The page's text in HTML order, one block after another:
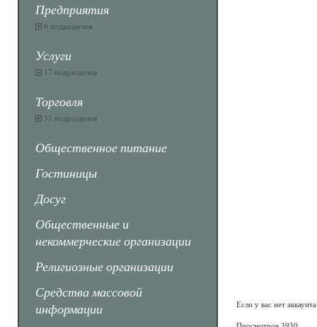
Предприятия
6 подразделов
Услуги
17 подразделов
Торговля
31 подразделов
Общественное питание
Гостиницы
Досуг
Общественные и
некоммерческие организации
Религиозные организации
Средства массовой
информации
Если у вас нет